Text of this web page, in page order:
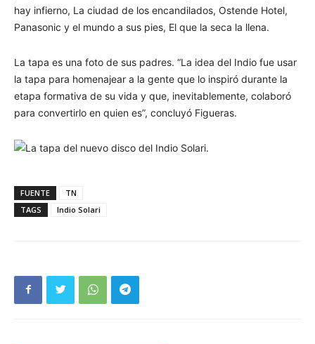
hay infierno, La ciudad de los encandilados, Ostende Hotel,
Panasonic y el mundo a sus pies, El que la seca la llena.
La tapa es una foto de sus padres. “La idea del Indio fue usar
la tapa para homenajear a la gente que lo inspiró durante la
etapa formativa de su vida y que, inevitablemente, colaboró
para convertirlo en quien es”, concluyó Figueras.
FUENTE
TN
TAGS
Indio Solari